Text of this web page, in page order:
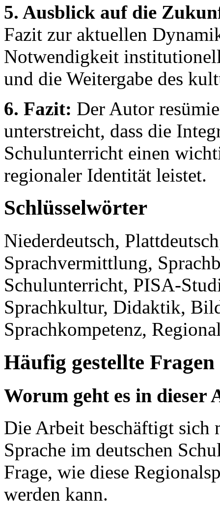
5. Ausblick auf die
Fazit zur aktuellen
Notwendigkeit
und die Weitergabe des
6. Fazit: Der Autor
unterstreicht, dass die
Schulunterricht einen
regionaler Identität leistet.
Schlüsselwörter
Niederdeutsch,
Sprachvermittlung,
Schulunterricht, PISA-
Sprachkultur, Didaktik,
Sprachkompetenz,
Häufig gestellte Fragen
Worum geht es in dieser
Die Arbeit beschäftigt sich
Sprache im deutschen
Frage, wie diese
werden kann.